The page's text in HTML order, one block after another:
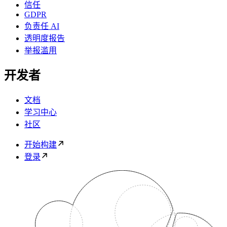
信任
GDPR
负责任 AI
透明度报告
举报滥用
开发者
文档
学习中心
社区
开始构建
登录